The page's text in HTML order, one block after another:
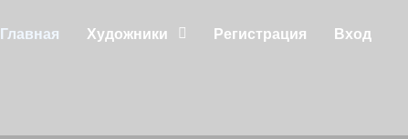
Главная Художники Регистрация Вход